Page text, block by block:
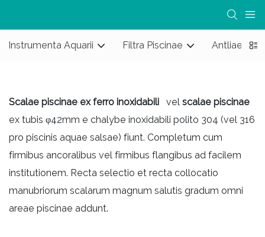
Instrumenta Aquarii Filtra Piscinae Antliae
Scalae piscinae ex ferro inoxidabili vel scalae piscinae
ex tubis φ42mm e chalybe inoxidabili polito 304 (vel 316
pro piscinis aquae salsae) fiunt. Completum cum
firmibus ancoralibus vel firmibus flangibus ad facilem
institutionem. Recta selectio et recta collocatio
manubriorum scalarum magnum salutis gradum omni
areae piscinae addunt.